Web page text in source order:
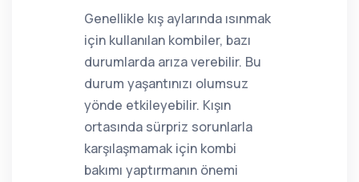
Genellikle kış aylarında ısınmak
için kullanılan kombiler, bazı
durumlarda arıza verebilir. Bu
durum yaşantınızı olumsuz
yönde etkileyebilir. Kışın
ortasında sürpriz sorunlarla
karşılaşmamak için kombi
bakımı yaptırmanın önemi